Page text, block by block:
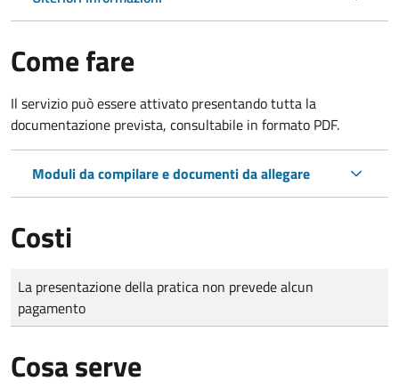
Come fare
Il servizio può essere attivato presentando tutta la
documentazione prevista, consultabile in formato PDF.
Moduli da compilare e documenti da allegare
Costi
Tipo di pagamento
Importo
La presentazione della pratica non prevede alcun
pagamento
Cosa serve